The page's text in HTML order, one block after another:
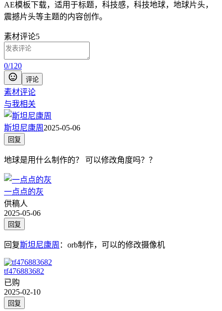
AE模板下载，适用于标题，科技感，科技地球，地球片头，
震撼片头等主题的内容创作。
素材评论5
0/120
评论
素材评论
与我相关
斯坦尼康周 2025-05-06
回复
地球是用什么制作的？ 可以修改角度吗？？
一点点的灰
供稿人
2025-05-06
回复
回复斯坦尼康周 ： orb制作，可以的修改摄像机
tf476883682
已购
2025-02-10
回复